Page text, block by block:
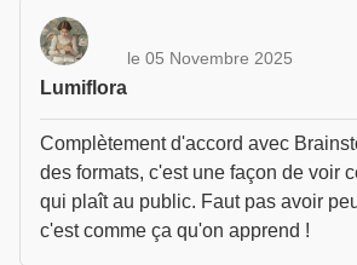
Lumiflora
le 05 Novembre 2025
Complètement d'accord avec
des formats, c'est une façon de voir
qui plaît au public. Faut pas avoir
c'est comme ça qu'on apprend !